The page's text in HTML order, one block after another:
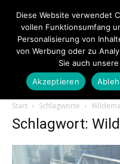
Start Schlagworte
Schlagwort:
Diese Website verwendet
vollen Funktionsumfang
Personalisierung von
von Werbung oder zu
Sie auch
Akzeptieren